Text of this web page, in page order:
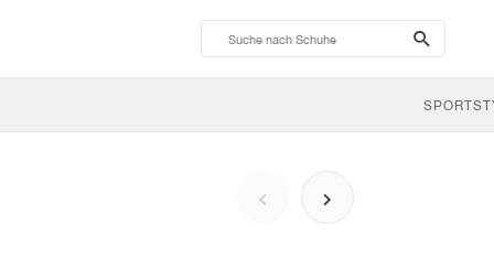
search-
btn